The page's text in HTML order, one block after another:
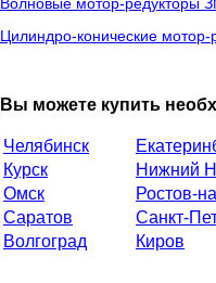
Цилиндро-конические мотор-
Вы можете купить
Челябинск
Курск
Нижний
Омск
Ростов-
Саратов
Санкт-
Волгоград
Киров